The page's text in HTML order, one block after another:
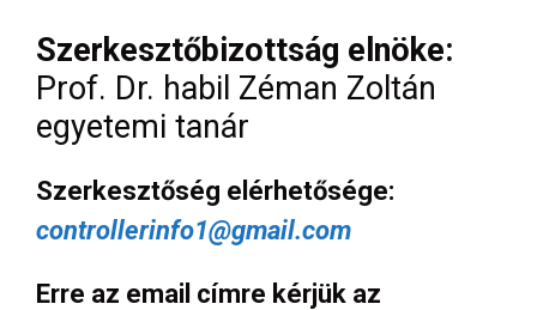
Szerkesztőbizottság elnöke:
Prof. Dr. habil Zéman Zoltán
egyetemi tanár
Szerkesztőség elérhetősége:
controllerinfo1@gmail.com
Erre az email címre kérjük az